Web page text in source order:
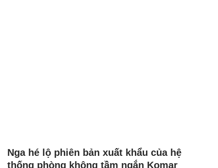
Nga hé lộ phiên bản xuất khẩu của hệ
thống phòng không tầm ngắn Komar